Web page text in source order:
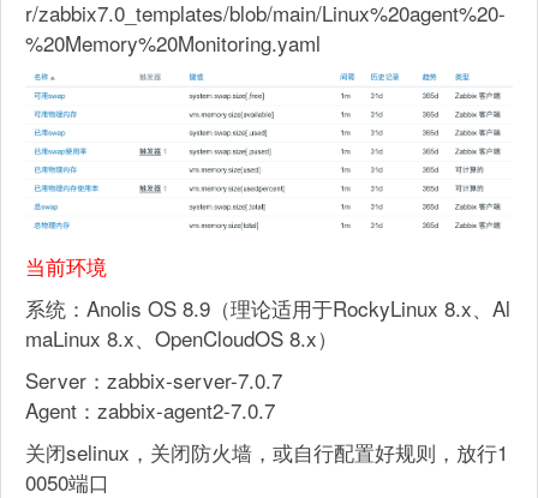
r/zabbix7.0_templates/blob/main/Linux%20agent%20-
%20Memory%20Monitoring.yaml
当前环境
系统：Anolis OS 8.9（理论适用于RockyLinux 8.x、Al
maLinux 8.x、OpenCloudOS 8.x）
Server：zabbix-server-7.0.7
Agent：zabbix-agent2-7.0.7
关闭selinux，关闭防火墙，或自行配置好规则，放行1
0050端口